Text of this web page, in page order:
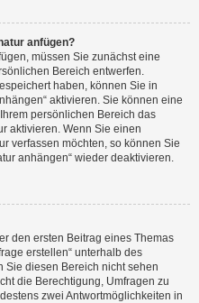
anfügen?
müssen Sie zunächst eine
Bereich entwerfen.
haben, können Sie in
aktivieren. Sie können eine
persönlichen Bereich das
aktivieren. Wenn Sie einen
verfassen möchten, so können Sie
anhängen“ wieder deaktivieren.
den ersten Beitrag eines Themas
erstellen“ unterhalb des
Sie diesen Bereich nicht sehen
die Berechtigung, Umfragen zu
zwei Antwortmöglichkeiten in